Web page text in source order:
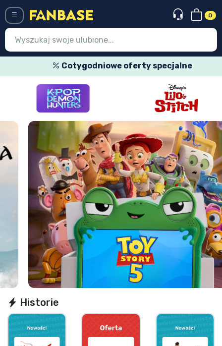
0
Cotygodniowe oferty specjalne
Historie
Wejście Rejestracja
Najnowsze rzeczy
Oferty specjalne
Doręczenie ekspresowe
Przedsprzedaż
Outlet produkty
Wysyłka i płatność
Rzeczy seryjne
Rzeczy filmowe
Wspaniałe rzeczy
Rzeczy z anime